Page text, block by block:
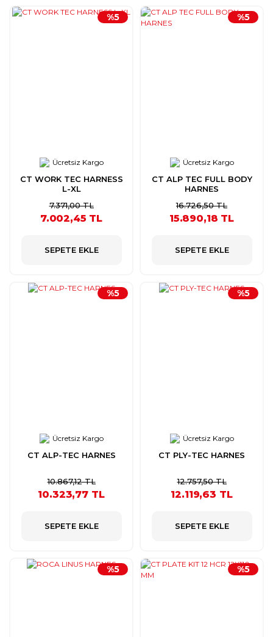
Ücretsiz Kargo
CT WORK TEC HARNESS
L-XL
%5
7.371,00 TL
7.002,45 TL
SEPETE EKLE
Ücretsiz Kargo
CT ALP TEC FULL BODY
HARNES
%5
16.726,50 TL
15.890,18 TL
SEPETE EKLE
Ücretsiz Kargo
CT ALP-TEC HARNES
%5
10.867,12 TL
10.323,77 TL
SEPETE EKLE
Ücretsiz Kargo
CT PLY-TEC HARNES
%5
12.757,50 TL
12.119,63 TL
SEPETE EKLE
%5 %5